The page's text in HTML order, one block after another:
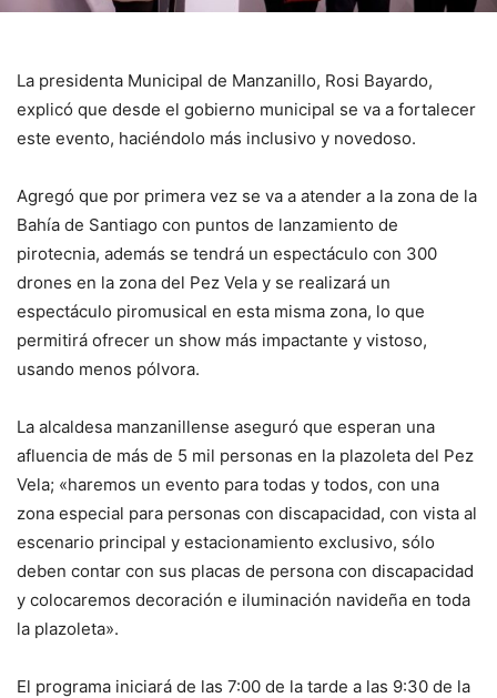
La presidenta Municipal de Manzanillo, Rosi Bayardo,
explicó que desde el gobierno municipal se va a fortalecer
este evento, haciéndolo más inclusivo y novedoso.
Agregó que por primera vez se va a atender a la zona de la
Bahía de Santiago con puntos de lanzamiento de
pirotecnia, además se tendrá un espectáculo con 300
drones en la zona del Pez Vela y se realizará un
espectáculo piromusical en esta misma zona, lo que
permitirá ofrecer un show más impactante y vistoso,
usando menos pólvora.
La alcaldesa manzanillense aseguró que esperan una
afluencia de más de 5 mil personas en la plazoleta del Pez
Vela; «haremos un evento para todas y todos, con una
zona especial para personas con discapacidad, con vista al
escenario principal y estacionamiento exclusivo, sólo
deben contar con sus placas de persona con discapacidad
y colocaremos decoración e iluminación navideña en toda
la plazoleta».
El programa iniciará de las 7:00 de la tarde a las 9:30 de la